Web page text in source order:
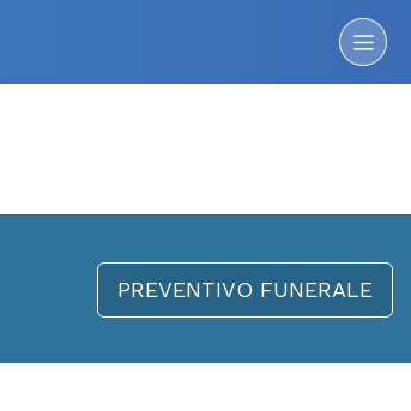
PREVENTIVO FUNERALE